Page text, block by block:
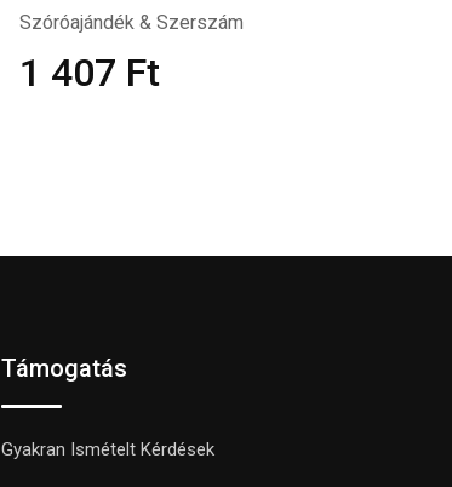
Szóróajándék & Szerszám
1 407 Ft
Támogatás
Gyakran Ismételt Kérdések